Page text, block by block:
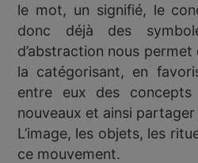
le mot, un signifié, le
donc déjà des
d’abstraction nous permet
la catégorisant, en
entre eux des
nouveaux et ainsi partager
L’image, les objets, les
ce mouvement.